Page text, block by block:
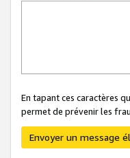
En tapant ces caractères
permet de prévenir les
Envoyer un message